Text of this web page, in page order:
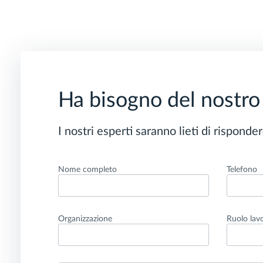
Ha bisogno del
I nostri esperti saranno lieti di
Nome completo Telefono
Organizzazione
Ruolo